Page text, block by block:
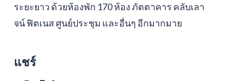
ระยะยาว ด้วยห้องพัก 170 ห้อง ภัตตาคาร คลับเลา
จน์ ฟิตเนส ศูนย์ประชุม และอื่นๆ อีกมากมาย
แชร์